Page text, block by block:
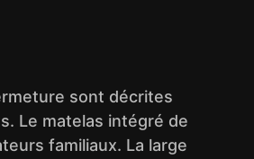
sont décrites
Le matelas intégré de
familiaux. La large